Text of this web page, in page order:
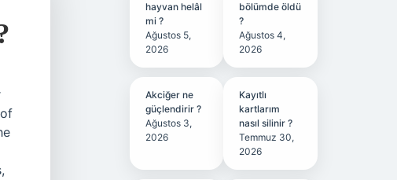
hayvan helâl
mi ?
Ağustos 5,
2026
bölümde öldü
?
Ağustos 4,
2026
Akciğer ne
güçlendirir ?
Ağustos 3,
2026
Kayıtlı
kartlarım
nasıl silinir ?
Temmuz 30,
2026